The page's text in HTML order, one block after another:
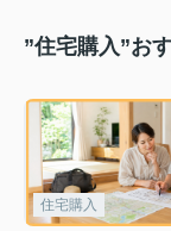
”住宅購入”お
住宅購入